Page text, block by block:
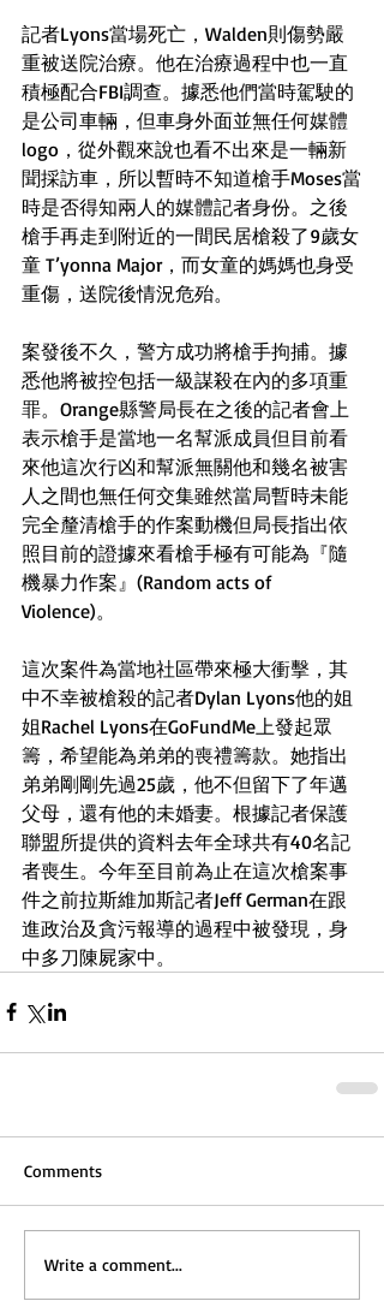
記者Lyons當場死亡，Walden則傷勢嚴
重被送院治療。他在治療過程中也一直
積極配合FBI調查。據悉他們當時駕駛的
是公司車輛，但車身外面並無任何媒體
logo，從外觀來說也看不出來是一輛新
聞採訪車，所以暫時不知道槍手Moses當
時是否得知兩人的媒體記者身份。之後
槍手再走到附近的一間民居槍殺了9歲女
童 T’yonna Major，而女童的媽媽也身受
重傷，送院後情況危殆。
案發後不久，警方成功將槍手拘捕。據
悉他將被控包括一級謀殺在內的多項重
罪。Orange縣警局長在之後的記者會上
表示槍手是當地一名幫派成員但目前看
來他這次行凶和幫派無關他和幾名被害
人之間也無任何交集雖然當局暫時未能
完全釐清槍手的作案動機但局長指出依
照目前的證據來看槍手極有可能為『隨
機暴力作案』(Random acts of
Violence)。
這次案件為當地社區帶來極大衝擊，其
中不幸被槍殺的記者Dylan Lyons他的姐
姐Rachel Lyons在GoFundMe上發起眾
籌，希望能為弟弟的喪禮籌款。她指出
弟弟剛剛先過25歲，他不但留下了年邁
父母，還有他的未婚妻。根據記者保護
聯盟所提供的資料去年全球共有40名記
者喪生。今年至目前為止在這次槍案事
件之前拉斯維加斯記者Jeff German在跟
進政治及貪污報導的過程中被發現，身
中多刀陳屍家中。
Comments
Write a comment...